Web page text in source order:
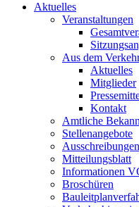
Aktuelles
Veranstaltungen
Aus dem
Aktuelles
Mitglieder
Kontakt
Amtliche
Stellenangebote
Ausschreibungen
Mitteilungsblatt
Informationen
Broschüren